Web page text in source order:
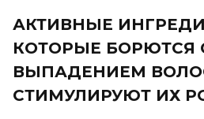
АКТИВНЫЕ
КОТОРЫЕ БОРЮТСЯ
ВЫПАДЕНИЕМ
СТИМУЛИРУЮТ ИХ